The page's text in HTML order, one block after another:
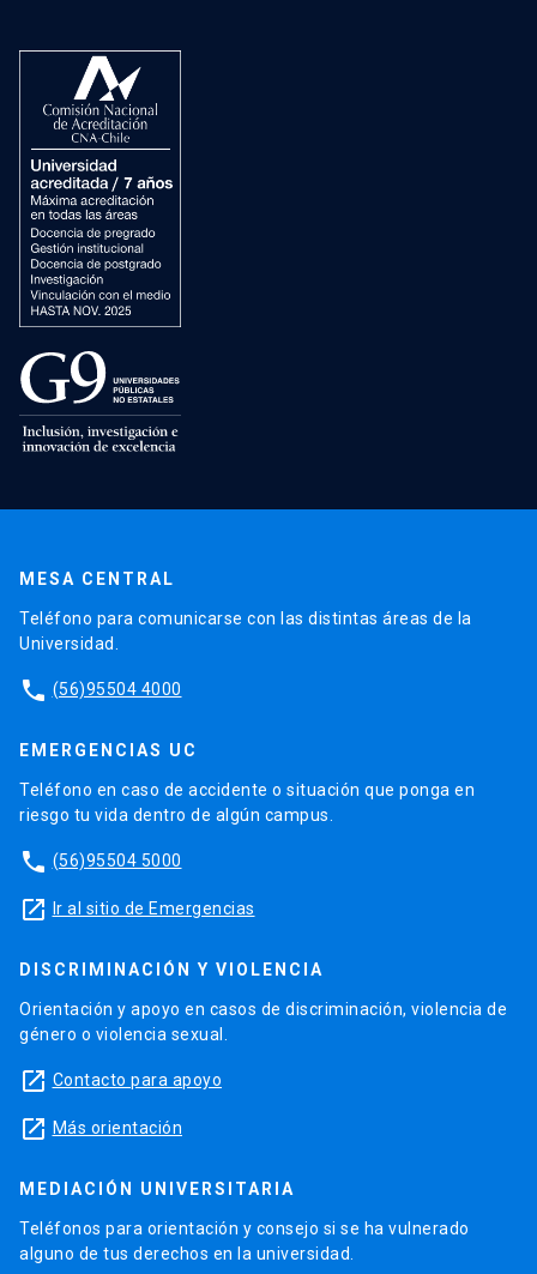
MESA CENTRAL
Teléfono para comunicarse con las distintas áreas de la
Universidad.
phone (56)95504 4000
EMERGENCIAS UC
Teléfono en caso de accidente o situación que ponga en
riesgo tu vida dentro de algún campus.
phone (56)95504 5000
launch Ir al sitio de Emergencias
DISCRIMINACIÓN Y VIOLENCIA
Orientación y apoyo en casos de discriminación, violencia de
género o violencia sexual.
launch Contacto para apoyo
launch Más orientación
MEDIACIÓN UNIVERSITARIA
Teléfonos para orientación y consejo si se ha vulnerado
alguno de tus derechos en la universidad.